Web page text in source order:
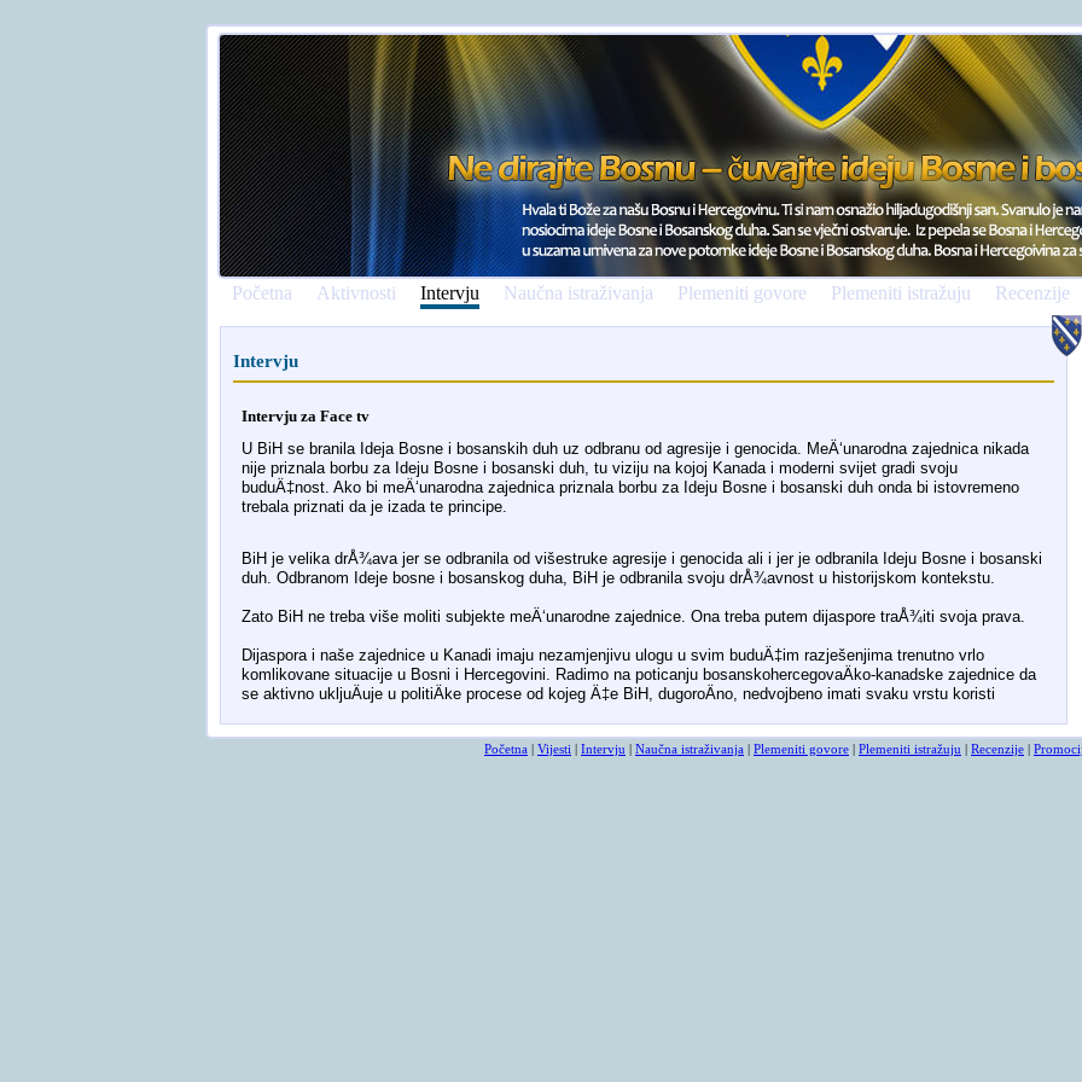
Početna Aktivnosti Intervju Naučna istraživanja Plemeniti govore Plemeniti istražuju Recenzije
Intervju
Intervju za Face tv
U BiH se branila Ideja Bosne i bosanskih duh uz odbranu od agresije i genocida. MeÄ‘unarodna zajednica nikada
nije priznala borbu za Ideju Bosne i bosanski duh, tu viziju na kojoj Kanada i moderni svijet gradi svoju
buduÄ‡nost. Ako bi meÄ‘unarodna zajednica priznala borbu za Ideju Bosne i bosanski duh onda bi istovremeno
trebala priznati da je izada te principe.
BiH je velika drÅ¾ava jer se odbranila od višestruke agresije i genocida ali i jer je odbranila Ideju Bosne i bosanski
duh. Odbranom Ideje bosne i bosanskog duha, BiH je odbranila svoju drÅ¾avnost u historijskom kontekstu.
Zato BiH ne treba više moliti subjekte meÄ‘unarodne zajednice. Ona treba putem dijaspore traÅ¾iti svoja prava.
Dijaspora i naše zajednice u Kanadi imaju nezamjenjivu ulogu u svim buduÄ‡im razješenjima trenutno vrlo
komlikovane situacije u Bosni i Hercegovini. Radimo na poticanju bosanskohercegovaÄko-kanadske zajednice da
se aktivno ukljuÄuje u politiÄke procese od kojeg Ä‡e BiH, dugoroÄno, nedvojbeno imati svaku vrstu koristi
Početna Vijesti Intervju Naučna istraživanja Plemeniti govore Plemeniti istražuju Recenzije